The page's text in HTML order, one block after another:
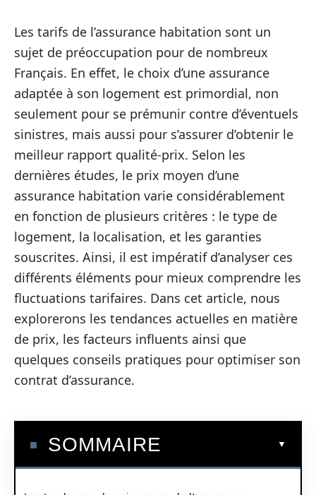
Les tarifs de l’assurance habitation sont un
sujet de préoccupation pour de nombreux
Français. En effet, le choix d’une assurance
adaptée à son logement est primordial, non
seulement pour se prémunir contre d’éventuels
sinistres, mais aussi pour s’assurer d’obtenir le
meilleur rapport qualité-prix. Selon les
dernières études, le prix moyen d’une
assurance habitation varie considérablement
en fonction de plusieurs critères : le type de
logement, la localisation, et les garanties
souscrites. Ainsi, il est impératif d’analyser ces
différents éléments pour mieux comprendre les
fluctuations tarifaires. Dans cet article, nous
explorerons les tendances actuelles en matière
de prix, les facteurs influents ainsi que
quelques conseils pratiques pour optimiser son
contrat d’assurance.
SOMMAIRE